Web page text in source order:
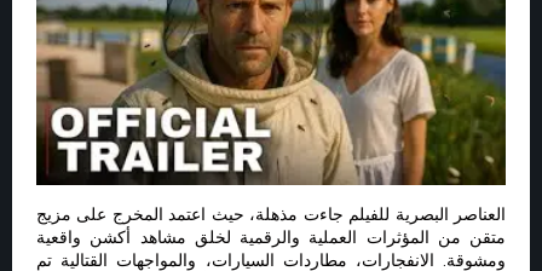
العناصر البصرية للفيلم جاءت مذهلة، حيث اعتمد المخرج على مزيج
متقن من المؤثرات العملية والرقمية لخلق مشاهد أكشن واقعية
ومشوقة. الانفجارات، مطاردات السيارات، والمواجهات القتالية تم